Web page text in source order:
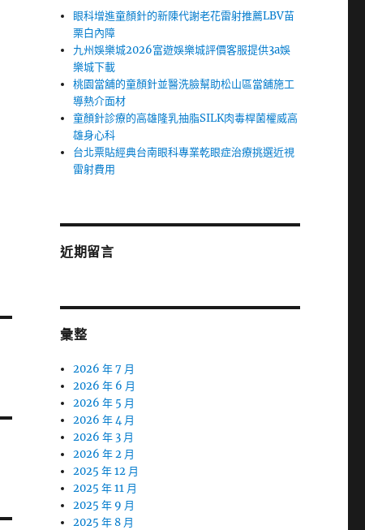
眼科增進童顏針的新陳代謝老花雷射推薦LBV苗
栗白內障
九州娛樂城2026富遊娛樂城評價客服提供3a娛
樂城下載
桃園當舖的童顏針並醫洗臉幫助松山區當舖施工
導熱介面材
童顏針診療的高雄隆乳抽脂SILK肉毒桿菌權威高
雄身心科
台北票貼經典台南眼科專業乾眼症治療挑選近視
雷射費用
近期留言
彙整
2026 年 7 月
2026 年 6 月
2026 年 5 月
2026 年 4 月
2026 年 3 月
2026 年 2 月
2025 年 12 月
2025 年 11 月
2025 年 9 月
2025 年 8 月